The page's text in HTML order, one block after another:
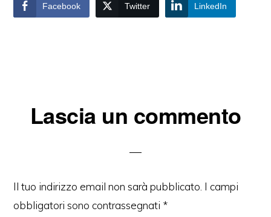
Facebook Twitter LinkedIn
Interazioni
Lascia un commento
Il tuo indirizzo email non sarà pubblicato. I campi
obbligatori sono contrassegnati *